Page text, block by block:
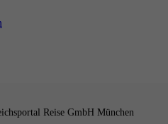
Reise GmbH München